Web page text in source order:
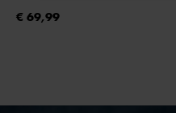
€ 69,99